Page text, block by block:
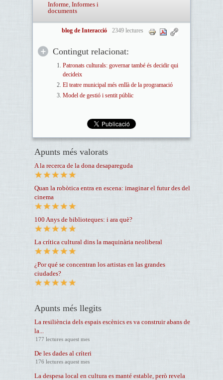
Informe, Informes i
documents
blog de Interacció 2349 lectures
Contingut relacionat:
Patronats culturals: governar també és decidir qui
decideix
El teatre municipal més enllà de la programació
Model de gestió i sentit públic
Apunts més valorats
A la recerca de la dona desapareguda
Quan la robòtica entra en escena: imaginar el futur des del
cinema
100 Anys de biblioteques: i ara què?
La crítica cultural dins la maquinària neoliberal
¿Por qué se concentran los artistas en las grandes
ciudades?
Apunts més llegits
La resiliència dels espais escènics es va construir abans de
la...
177 lectures aquest mes
De les dades al críteri
176 lectures aquest mes
La despesa local en cultura es manté estable, però revela